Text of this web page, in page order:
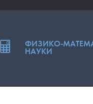
ФИЗИКО-
НАУКИ